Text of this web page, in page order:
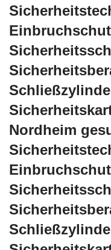
Nordheim